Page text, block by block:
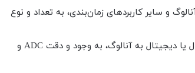
و سایر کاربردهای زمان‌بندی، به تعداد و نوع
در صورت نیاز به تبدیل آنالوگ به دیجیتال یا دیجیتال به آنالوگ، به وجود و دقت ADC و